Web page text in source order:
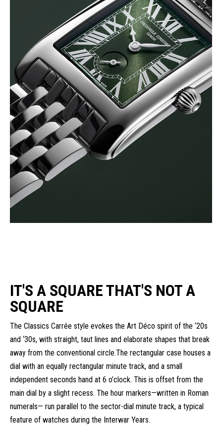
IT'S A SQUARE THAT'S NOT A
SQUARE
The Classics Carrée style evokes the Art Déco spirit of the ‘20s
and ‘30s, with straight, taut lines and elaborate shapes that break
away from the conventional circle.The rectangular case houses a
dial with an equally rectangular minute track, and a small
independent seconds hand at 6 o’clock. This is offset from the
main dial by a slight recess. The hour markers—written in Roman
numerals— run parallel to the sector-dial minute track, a typical
feature of watches during the Interwar Years.